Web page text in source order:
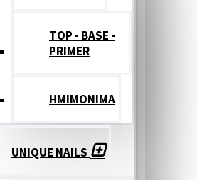
TOP - BASE -
PRIMER
ΗΜΙΜΟΝΙΜΑ
UNIQUE NAILS